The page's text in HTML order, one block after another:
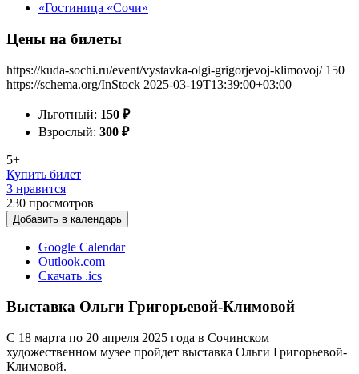
«Гостиница «Сочи»
Цены на билеты
https://kuda-sochi.ru/event/vystavka-olgi-grigorjevoj-klimovoj/ 150
https://schema.org/InStock 2025-03-19T13:39:00+03:00
Льготный: 150 ₽
Взрослый: 300 ₽
5+
Купить билет
3 нравится
230 просмотров
Добавить в календарь
Google Calendar
Outlook.com
Скачать .ics
Выставка Ольги Григорьевой-Климовой
С 18 марта по 20 апреля 2025 года в Сочинском
художественном музее пройдет выставка Ольги Григорьевой-
Климовой.